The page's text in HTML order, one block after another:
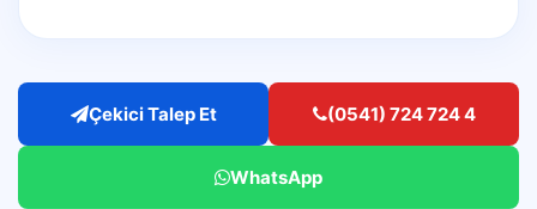
Çekici Talep Et (0541) 724 724 4
WhatsApp